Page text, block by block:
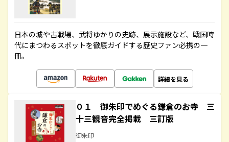
日本の城や古戦場、武将ゆかりの史跡、展示施設など、戦国時
代にまつわるスポットを徹底ガイドする歴史ファン必携の一
冊。
詳細を見る
０１ 御朱印でめぐる鎌倉のお寺 三
十三観音完全掲載 三訂版
御朱印